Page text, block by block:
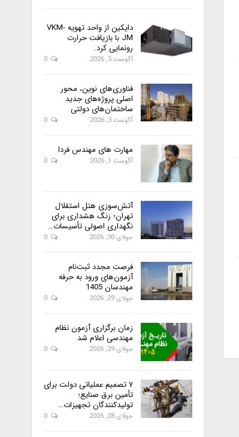
دایکین از واحد تهویه VKM-
JM با بازیافت حرارت
رونمایی کرد.
آگوست 5, 2026
فناوری‌های نوین، محور
اصلی پروژه‌های جدید
ساختمان‌های دولتی
آگوست 3, 2026
مهارت های مهندس فردا
آگوست 1, 2026
آتش‌سوزی هتل استقلال
تهران؛ زنگ هشداری برای
نگهداری اصولی تأسیسات…
جولای 30, 2026
فرصت مجدد ثبت‌نام
آزمون‌های ورود به حرفه
مهندسان 1405
جولای 29, 2026
زمان برگزاری آزمون نظام
مهندسی اعلام شد
جولای 29, 2026
۷ تصمیم عملیاتی دولت برای
تأمین برق صنایع؛
تولیدکنندگان تجهیزات…
جولای 28, 2026